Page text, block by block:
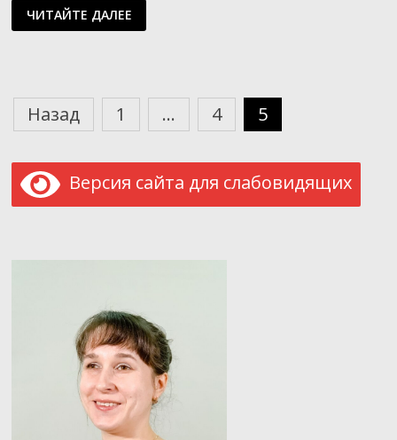
КУБОК
РОССИИ
ПО
ЧИТАЙТЕ ДАЛЕЕ
Пагинация
Назад 1 … 4 5
Версия сайта для слабовидящих